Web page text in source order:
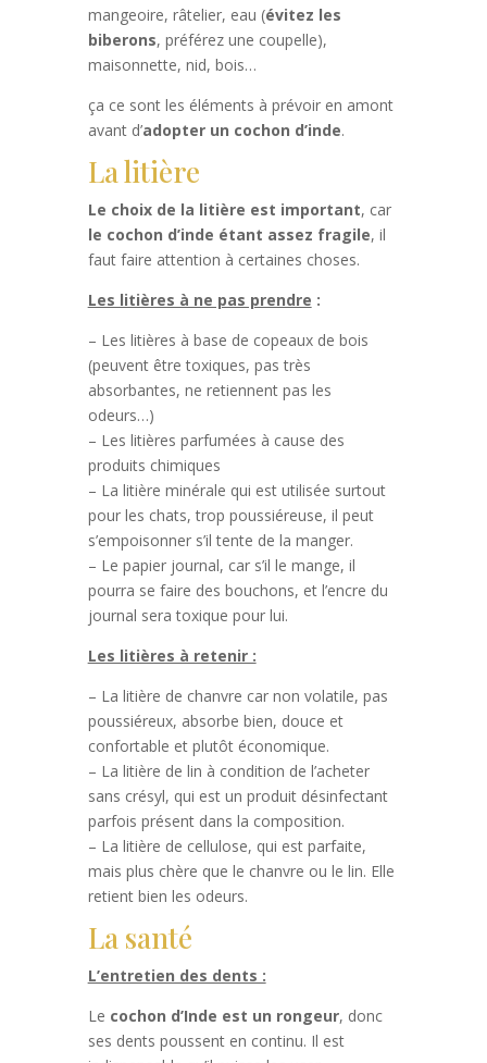
mangeoire, râtelier, eau (évitez les
biberons, préférez une coupelle),
maisonnette, nid, bois…
ça ce sont les éléments à prévoir en amont
avant d’adopter un cochon d’inde.
La litière
Le choix de la litière est important, car
le cochon d’inde étant assez fragile, il
faut faire attention à certaines choses.
Les litières à ne pas prendre :
– Les litières à base de copeaux de bois
(peuvent être toxiques, pas très
absorbantes, ne retiennent pas les
odeurs…)
– Les litières parfumées à cause des
produits chimiques
– La litière minérale qui est utilisée surtout
pour les chats, trop poussiéreuse, il peut
s’empoisonner s’il tente de la manger.
– Le papier journal, car s’il le mange, il
pourra se faire des bouchons, et l’encre du
journal sera toxique pour lui.
Les litières à retenir :
– La litière de chanvre car non volatile, pas
poussiéreux, absorbe bien, douce et
confortable et plutôt économique.
– La litière de lin à condition de l’acheter
sans crésyl, qui est un produit désinfectant
parfois présent dans la composition.
– La litière de cellulose, qui est parfaite,
mais plus chère que le chanvre ou le lin. Elle
retient bien les odeurs.
La santé
L’entretien des dents :
Le cochon d’Inde est un rongeur, donc
ses dents poussent en continu. Il est